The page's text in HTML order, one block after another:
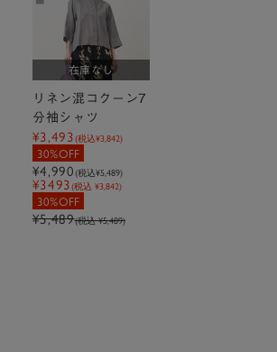
在庫なし
リネン混コクーン7
分袖シャツ
¥3,493(税込¥3,842)
30%OFF
¥4,990(税込¥5,489)
¥3493(税込 ¥3,842)
30%OFF
¥5,489(税込 ¥5,489)